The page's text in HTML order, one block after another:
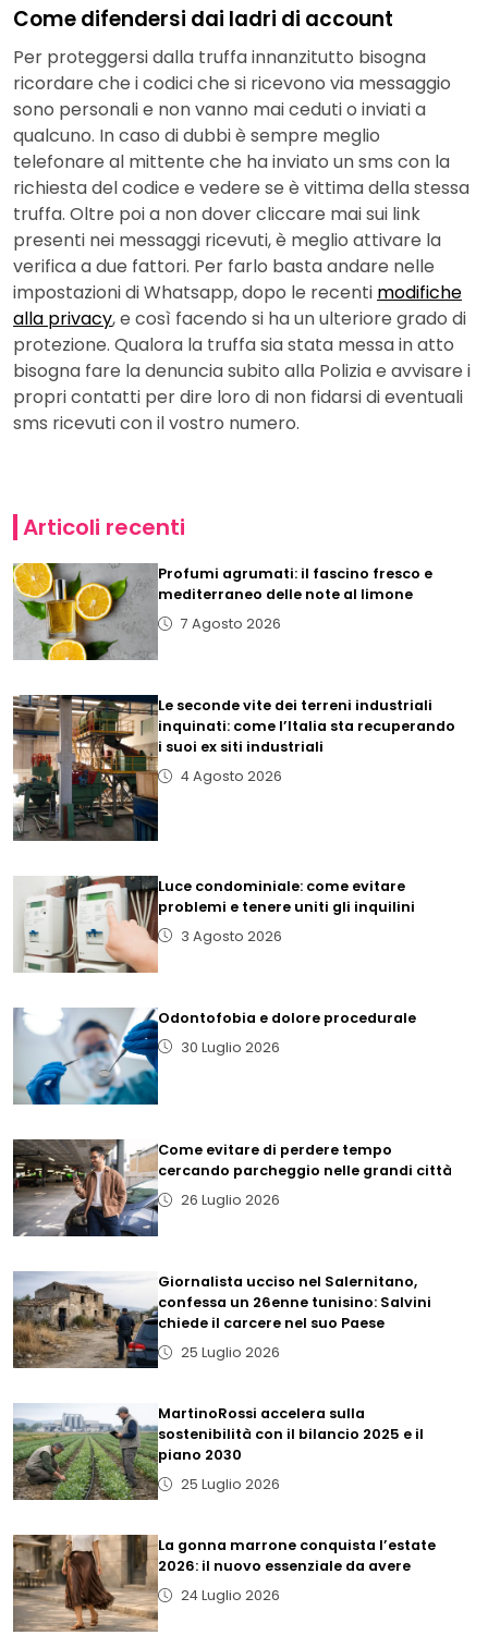
Come difendersi dai ladri di account
Per proteggersi dalla truffa innanzitutto bisogna
ricordare che i codici che si ricevono via messaggio
sono personali e non vanno mai ceduti o inviati a
qualcuno. In caso di dubbi è sempre meglio
telefonare al mittente che ha inviato un sms con la
richiesta del codice e vedere se è vittima della stessa
truffa. Oltre poi a non dover cliccare mai sui link
presenti nei messaggi ricevuti, è meglio attivare la
verifica a due fattori. Per farlo basta andare nelle
impostazioni di Whatsapp, dopo le recenti modifiche
alla privacy, e così facendo si ha un ulteriore grado di
protezione. Qualora la truffa sia stata messa in atto
bisogna fare la denuncia subito alla Polizia e avvisare i
propri contatti per dire loro di non fidarsi di eventuali
sms ricevuti con il vostro numero.
Articoli recenti
Profumi agrumati: il fascino fresco e
mediterraneo delle note al limone
7 Agosto 2026
Le seconde vite dei terreni industriali
inquinati: come l’Italia sta recuperando
i suoi ex siti industriali
4 Agosto 2026
Luce condominiale: come evitare
problemi e tenere uniti gli inquilini
3 Agosto 2026
Odontofobia e dolore procedurale
30 Luglio 2026
Come evitare di perdere tempo
cercando parcheggio nelle grandi città
26 Luglio 2026
Giornalista ucciso nel Salernitano,
confessa un 26enne tunisino: Salvini
chiede il carcere nel suo Paese
25 Luglio 2026
MartinoRossi accelera sulla
sostenibilità con il bilancio 2025 e il
piano 2030
25 Luglio 2026
La gonna marrone conquista l’estate
2026: il nuovo essenziale da avere
24 Luglio 2026